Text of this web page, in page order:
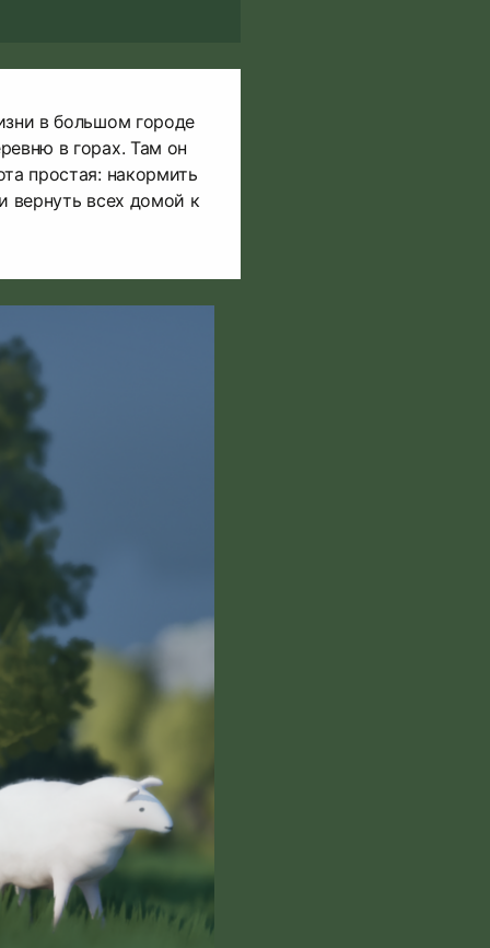
в большом городе
в горах. Там он
простая: накормить
вернуть всех домой к